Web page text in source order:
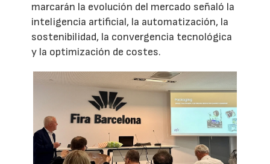
marcarán la evolución del mercado señaló la
inteligencia artificial, la automatización, la
sostenibilidad, la convergencia tecnológica
y la optimización de costes.